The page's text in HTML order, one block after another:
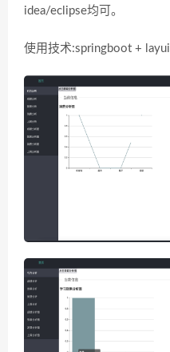
idea/eclipse均可。
使用技术:springboot + layui